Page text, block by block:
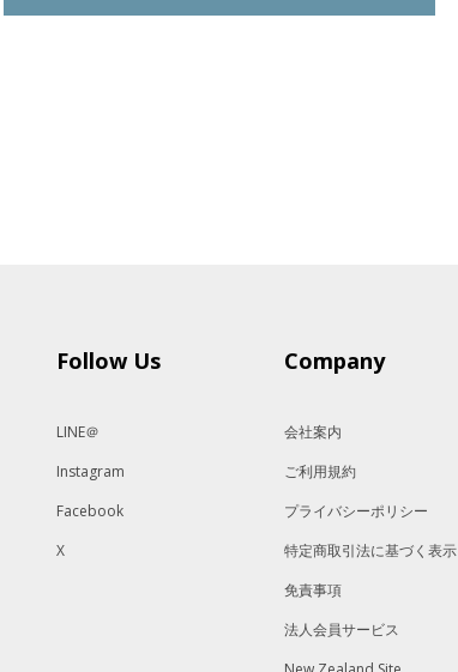
Follow Us
LINE＠
Instagram
Facebook
X
Company
会社案内
ご利用規約
プライバシーポリシー
特定商取引法に基づく表示
免責事項
法人会員サービス